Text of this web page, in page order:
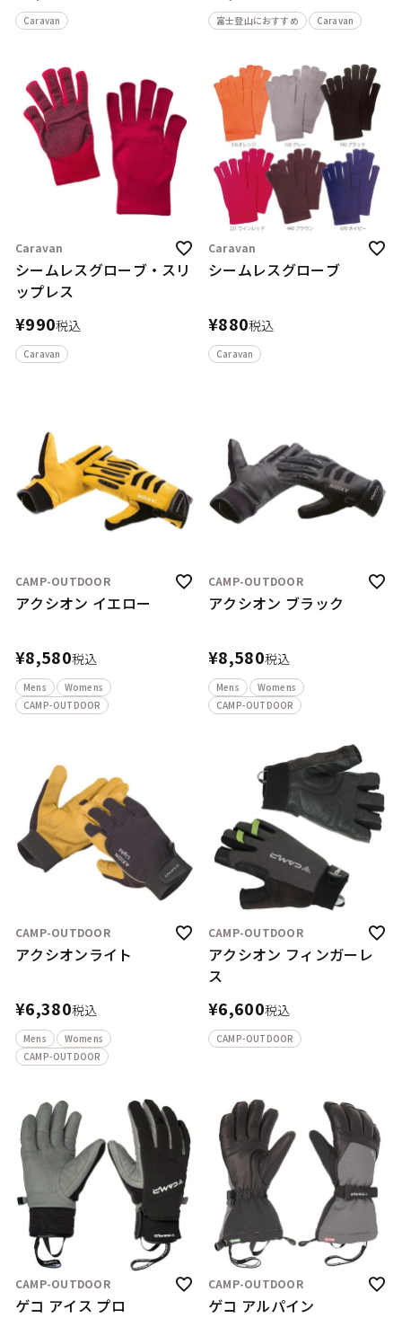
Caravan 富士登山におすすめ Caravan
Caravan
シームレスグローブ・スリ
ップレス
¥990税込
Caravan
Caravan
シームレスグローブ
¥880税込
Caravan
CAMP-OUTDOOR
アクシオン イエロー
¥8,580税込
Mens
Womens
CAMP-OUTDOOR
CAMP-OUTDOOR
アクシオン ブラック
¥8,580税込
Mens
Womens
CAMP-OUTDOOR
CAMP-OUTDOOR
アクシオンライト
¥6,380税込
Mens
Womens
CAMP-OUTDOOR
CAMP-OUTDOOR
アクシオン フィンガーレ
ス
¥6,600税込
CAMP-OUTDOOR
CAMP-OUTDOOR
ゲコ アイス プロ
CAMP-OUTDOOR
ゲコ アルパイン